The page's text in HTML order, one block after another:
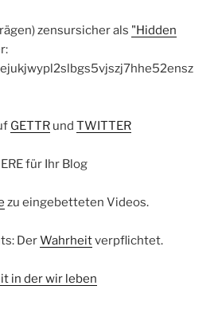
zensursicher als "Hidden
GETTR und TWITTER
für Ihr Blog
zu eingebetteten Videos.
DerWahrheitverpflichtet.
in der wir leben